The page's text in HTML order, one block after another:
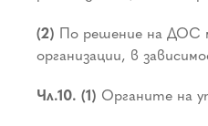
(2) По решение на ДОС
организации, в
Чл.10. (1) Органите на